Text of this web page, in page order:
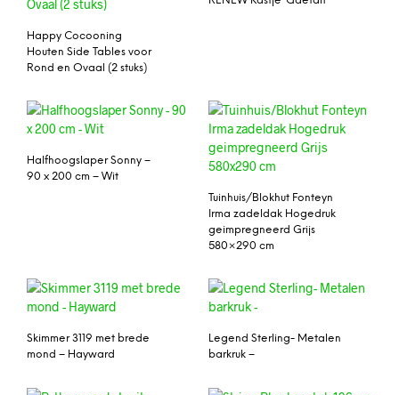
Happy Cocooning
Houten Side Tables voor
Rond en Ovaal (2 stuks)
Halfhoogslaper Sonny –
90 x 200 cm – Wit
Tuinhuis/Blokhut Fonteyn
Irma zadeldak Hogedruk
geimpregneerd Grijs
580×290 cm
Skimmer 3119 met brede
mond – Hayward
Legend Sterling- Metalen
barkruk –